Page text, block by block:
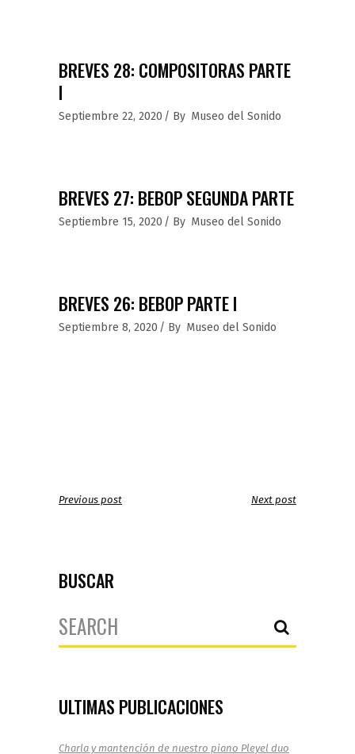
BREVES 28: COMPOSITORAS PARTE
I
Septiembre 22, 2020 By Museo del Sonido
BREVES 27: BEBOP SEGUNDA PARTE
Septiembre 15, 2020 By Museo del Sonido
BREVES 26: BEBOP PARTE I
Septiembre 8, 2020 By Museo del Sonido
Previous post Next post
BUSCAR
Search
for:
ULTIMAS PUBLICACIONES
Charla y mantención de nuestro piano Pleyel duo